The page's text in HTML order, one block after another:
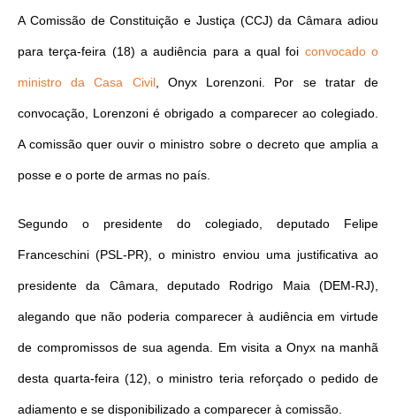
A Comissão de Constituição e Justiça (CCJ) da Câmara adiou
para terça-feira (18) a audiência para a qual foi convocado o
ministro da Casa Civil, Onyx Lorenzoni. Por se tratar de
convocação, Lorenzoni é obrigado a comparecer ao colegiado.
A comissão quer ouvir o ministro sobre o decreto que amplia a
posse e o porte de armas no país.
Segundo o presidente do colegiado, deputado Felipe
Franceschini (PSL-PR), o ministro enviou uma justificativa ao
presidente da Câmara, deputado Rodrigo Maia (DEM-RJ),
alegando que não poderia comparecer à audiência em virtude
de compromissos de sua agenda. Em visita a Onyx na manhã
desta quarta-feira (12), o ministro teria reforçado o pedido de
adiamento e se disponibilizado a comparecer à comissão.